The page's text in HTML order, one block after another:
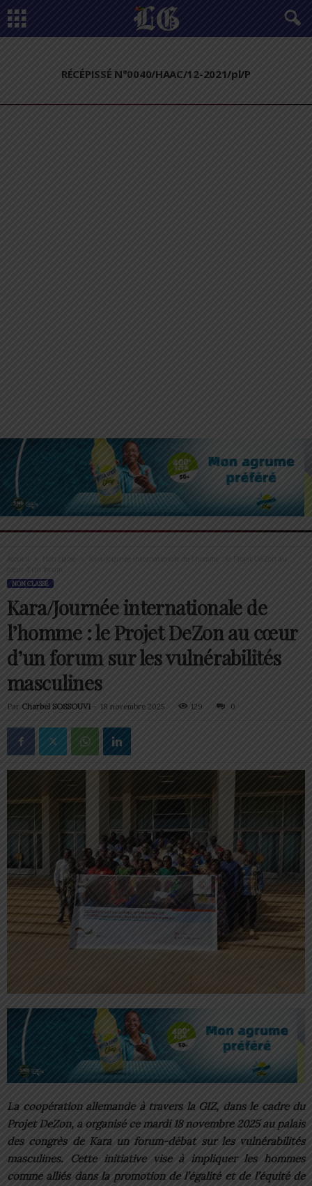
RÉCÉPISSÉ N°0040/HAAC/12-2021/pl/P
Accueil
Kara/Journée internationale de l’homme : le Projet DeZon au
cœur d’un forum...
NON CLASSÉ
Kara/Journée internationale de
l’homme : le Projet DeZon au cœur
d’un forum sur les vulnérabilités
masculines
Par Charbel SOSSOUVI - 18 novembre 2025 129 0
La coopération allemande à travers la GIZ, dans le cadre du
Projet DeZon, a organisé ce mardi 18 novembre 2025 au palais
des congrès de Kara un forum-débat sur les vulnérabilités
masculines. Cette initiative vise à impliquer les hommes
comme alliés dans la promotion de l’égalité et de l’équité de